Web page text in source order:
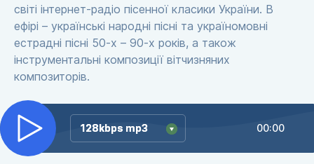
світі інтернет-радіо пісенної класики України. В
ефірі – українські народні пісні та україномовні
естрадні пісні 50-х – 90-х років, а також
інструментальні композиції вітчизняних
композиторів.
128kbps mp3
128kbps mp3 00:00